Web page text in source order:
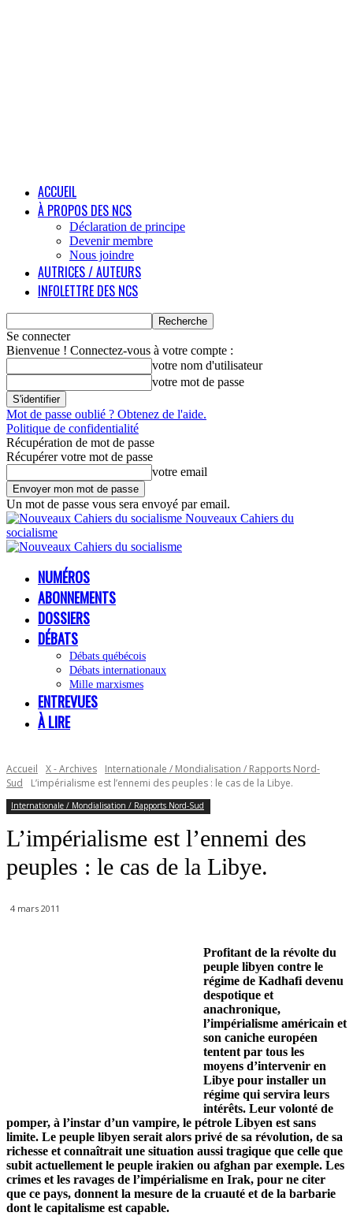
ACCUEIL
À PROPOS DES NCS
Déclaration de principe
Devenir membre
Nous joindre
AUTRICES / AUTEURS
INFOLETTRE DES NCS
Se connecter
Bienvenue ! Connectez-vous à votre compte :
votre nom d'utilisateur
votre mot de passe
Mot de passe oublié ? Obtenez de l'aide.
Politique de confidentialité
Récupération de mot de passe
Récupérer votre mot de passe
votre email
Un mot de passe vous sera envoyé par email.
Nouveaux Cahiers du
socialisme
NUMÉROS
ABONNEMENTS
DOSSIERS
DÉBATS
Débats québécois
Débats internationaux
Mille marxismes
ENTREVUES
À LIRE
Accueil X - Archives
Internationale / Mondialisation / Rapports Nord-
Sud
L’impérialisme est l’ennemi des peuples : le cas de la Libye.
Internationale / Mondialisation / Rapports Nord-Sud
L’impérialisme est l’ennemi des
peuples : le cas de la Libye.
4 mars 2011
Profitant de la révolte du
peuple libyen contre le
régime de Kadhafi devenu
despotique et
anachronique,
l’impérialisme américain et
son caniche européen
tentent par tous les
moyens d’intervenir en
Libye pour installer un
régime qui servira leurs
intérêts. Leur volonté de
pomper, à l’instar d’un vampire, le pétrole Libyen est sans
limite. Le peuple libyen serait alors privé de sa révolution, de sa
richesse et connaîtrait une situation aussi tragique que celle que
subit actuellement le peuple irakien ou afghan par exemple. Les
crimes et les ravages de l’impérialisme en Irak, pour ne citer
que ce pays, donnent la mesure de la cruauté et de la barbarie
dont le capitalisme est capable.